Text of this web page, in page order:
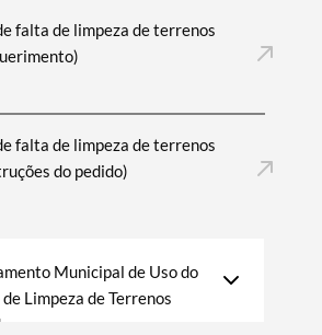
falta de limpeza de terrenos
falta de limpeza de terrenos
do pedido)
Municipal de Uso do
de Limpeza de Terrenos